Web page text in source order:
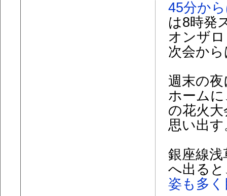
45分か
は8時発
オンザ
次会か
週末の
ホーム
の花火
思い出す
銀座線
へ出ると
姿も多